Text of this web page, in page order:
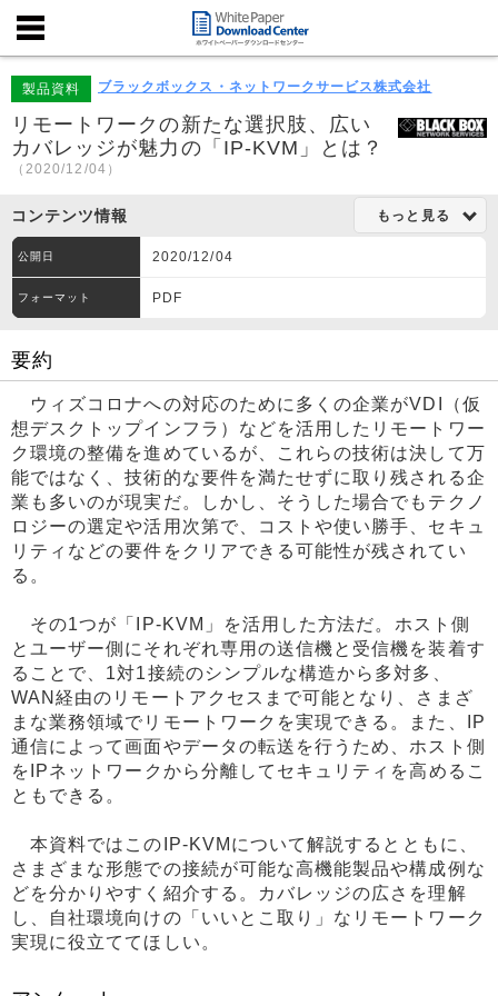
製品資料 ブラックボックス・ネットワークサービス株式会社
リモートワークの新たな選択肢、広い
カバレッジが魅力の「IP-KVM」とは？
（2020/12/04）
コンテンツ情報 もっと見る
公開日 2020/12/04
フォーマット PDF
要約
ウィズコロナへの対応のために多くの企業がVDI（仮
想デスクトップインフラ）などを活用したリモートワー
ク環境の整備を進めているが、これらの技術は決して万
能ではなく、技術的な要件を満たせずに取り残される企
業も多いのが現実だ。しかし、そうした場合でもテクノ
ロジーの選定や活用次第で、コストや使い勝手、セキュ
リティなどの要件をクリアできる可能性が残されてい
る。
その1つが「IP-KVM」を活用した方法だ。ホスト側
とユーザー側にそれぞれ専用の送信機と受信機を装着す
ることで、1対1接続のシンプルな構造から多対多、
WAN経由のリモートアクセスまで可能となり、さまざ
まな業務領域でリモートワークを実現できる。また、IP
通信によって画面やデータの転送を行うため、ホスト側
をIPネットワークから分離してセキュリティを高めるこ
ともできる。
本資料ではこのIP-KVMについて解説するとともに、
さまざまな形態での接続が可能な高機能製品や構成例な
どを分かりやすく紹介する。カバレッジの広さを理解
し、自社環境向けの「いいとこ取り」なリモートワーク
実現に役立ててほしい。